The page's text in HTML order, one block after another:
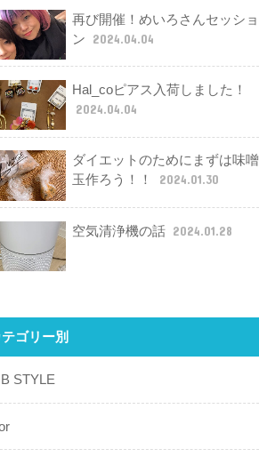
再び開催！めいろさんセッショ
ン
2024.04.04
Hal_coピアス入荷しました！
2024.04.04
ダイエットのためにまずは味噌
玉作ろう！！
2024.01.30
空気清浄機の話 2024.01.28
テゴリー別
STYLE